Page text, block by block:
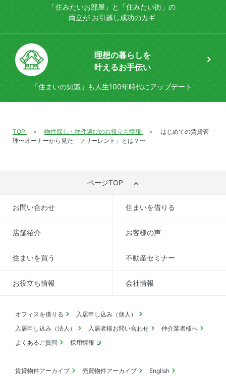
「住みたいお部屋」と「住みたい街」の
両立がお引越し成功のカギ
理想の暮らしを
叶えるお手伝い
「住まいの知識」も 人生100年時代にアップデート
TOP 物件探し・物件選びのお役立ち情報
はじめての賃貸管
理〜オーナーから見た「フリーレント」とは？〜
ページTOP
お問い合わせ 住まいを借りる
店舗紹介 お客様の声
住まいを買う 不動産セミナー
お役立ち情報 会社情報
オフィスを借りる
入居申し込み（個人）
入居申し込み（法人）
入居者様お問い合わせ
仲介業者様へ
よくあるご質問
採用情報
賃貸物件アーカイブ 売買物件アーカイブ
English